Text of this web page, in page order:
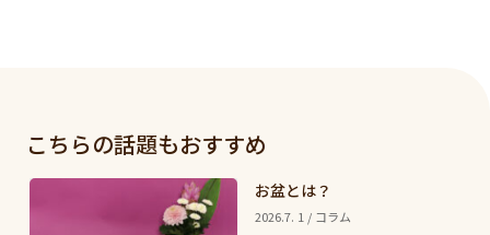
こちらの話題もおすすめ
お盆とは？
2026.7. 1 / コラム